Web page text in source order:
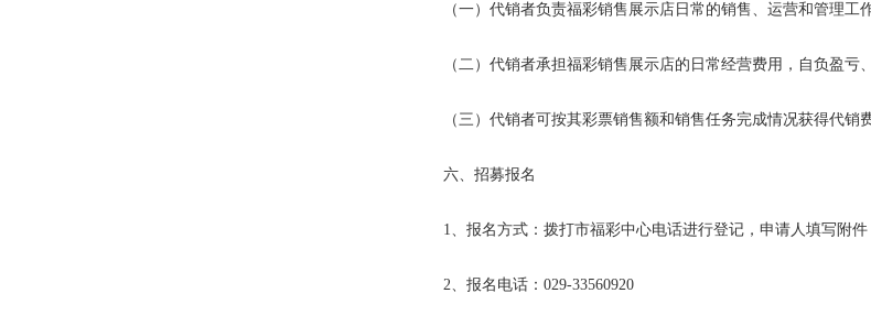
（一）代销者负责福彩销售展示店日常的销售、运营和管理工
（二）代销者承担福彩销售展示店的日常经营费用，自负盈亏
（三）代销者可按其彩票销售额和销售任务完成情况获得代销费
六、招募报名
1、报名方式：拨打市福彩中心电话进行登记，申请人填写附
2、报名电话：029-33560920